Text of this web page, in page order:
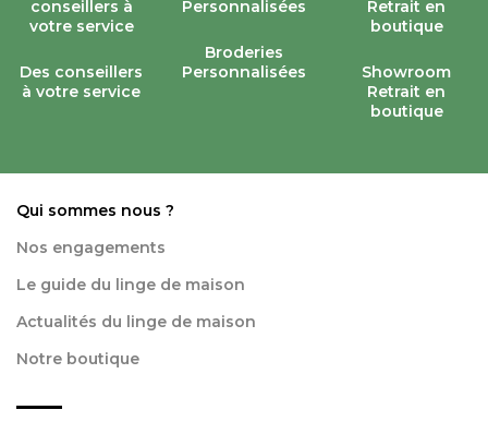
Des conseillers
à votre service
Broderies
Personnalisées
Showroom
Retrait en
boutique
Qui sommes nous ?
Nos engagements
Le guide du linge de maison
Actualités du linge de maison
Notre boutique